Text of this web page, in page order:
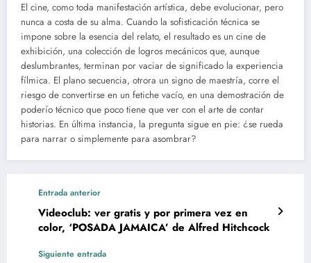
El cine, como toda manifestación artística, debe evolucionar, pero
nunca a costa de su alma. Cuando la sofisticación técnica se
impone sobre la esencia del relato, el resultado es un cine de
exhibición, una colección de logros mecánicos que, aunque
deslumbrantes, terminan por vaciar de significado la experiencia
fílmica. El plano secuencia, otrora un signo de maestría, corre el
riesgo de convertirse en un fetiche vacío, en una demostración de
poderío técnico que poco tiene que ver con el arte de contar
historias. En última instancia, la pregunta sigue en pie: ¿se rueda
para narrar o simplemente para asombrar?
Entrada anterior
Videoclub: ver gratis y por primera vez en
color, ‘POSADA JAMAICA’ de Alfred Hitchcock
Siguiente entrada